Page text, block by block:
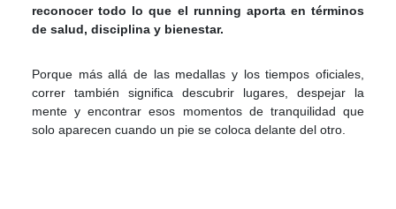
reconocer todo lo que el running aporta en términos
de salud, disciplina y bienestar.
Porque más allá de las medallas y los tiempos oficiales,
correr también significa descubrir lugares, despejar la
mente y encontrar esos momentos de tranquilidad que
solo aparecen cuando un pie se coloca delante del otro.